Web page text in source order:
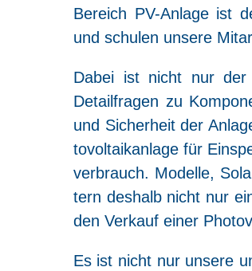
Bereich PV-Anla­ge ist
und schu­len unse­re
Dabei ist nicht nur der
Detail­fra­gen zu
und Sicher­heit der
to­vol­ta­ik­an­la­ge für
ver­brauch. Model­le,
tern des­halb nicht nur
den Ver­kauf einer
Es ist nicht nur unse­re